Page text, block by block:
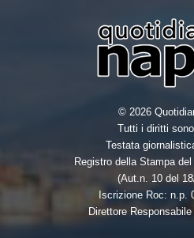
© 2026
Tutti i diritti
Testata
Registro della Stampa
(Aut.n. 10 del
Iscrizione Roc: n.p.
Direttore